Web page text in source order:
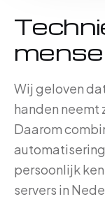
Wij geloven
handen neemt
Daarom
persoonlijk
servers in